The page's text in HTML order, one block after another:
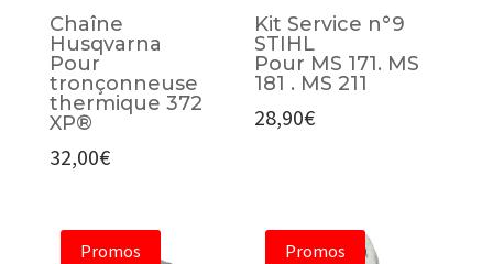
Chaîne
Husqvarna
Pour
tronçonneuse
thermique 372
XP®
32,00€
Kit Service n°9
STIHL
Pour MS 171. MS
181 . MS 211
28,90€
Promos Promos